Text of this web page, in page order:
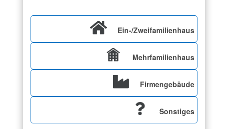
Ein-/Zweifamilienhaus
Mehrfamilienhaus
Firmengebäude
Sonstiges